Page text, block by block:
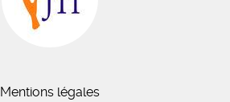
Mentions légales